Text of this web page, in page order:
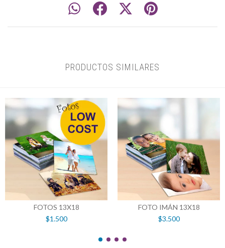
PRODUCTOS SIMILARES
FOTOS 13X18
$1.500
FOTO IMÁN 13X18
$3.500